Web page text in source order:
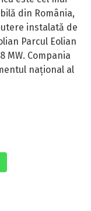
din România,
instalată de
Parcul Eolian
MW. Compania
național al